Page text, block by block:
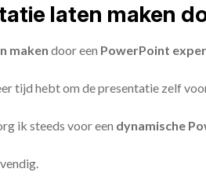
laten maken
maken door een PowerPoint
tijd hebt om de presentatie zelf
ik steeds voor een dynamische